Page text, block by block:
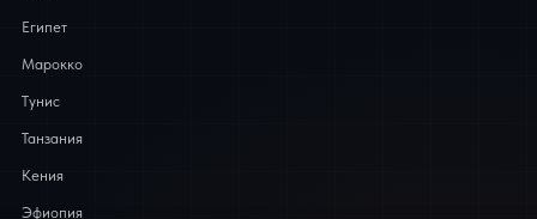
Египет
Марокко
Тунис
Танзания
Кения
Эфиопия